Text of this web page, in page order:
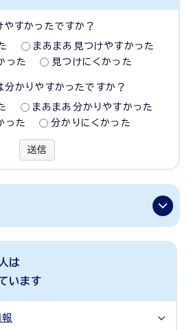
やすかったですか？
まあまあ見つけやすかった
った
見つけにくかった
分かりやすかったですか？
まあまあ分かりやすかった
った
分かりにくかった
送信
は
います
報